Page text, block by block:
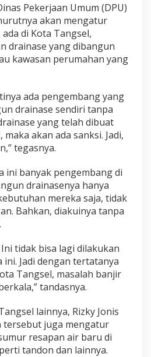
Pekerjaan Umum (DPU)
akan mengatur
di Kota Tangsel,
drainase yang dibangun
kawasan perumahan yang
ada pengembang yang
drainase sendiri tanpa
yang telah dibuat
akan ada sanksi. Jadi,
tegasnya.
ini banyak pengembang di
drainasenya hanya
mereka saja, tidak
Bahkan, diakuinya tanpa
tidak bisa lagi dilakukan
ini. Jadi dengan tertatanya
Tangsel, masalah banjir
tandasnya.
lainnya, Rizky Jonis
tersebut juga mengatur
resapan air baru di
tandon dan lainnya.